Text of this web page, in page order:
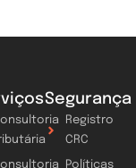
Segurança
Registro
CRC
Políticas